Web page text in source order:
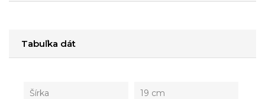
Tabuľka dát
Šírka 19 cm